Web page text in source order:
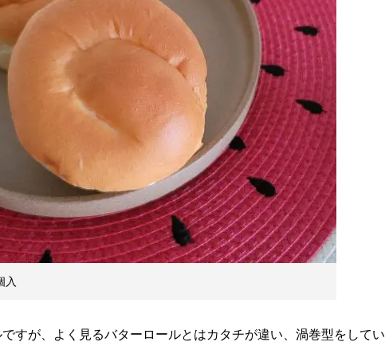
入
すが、よく見るバターロールとはカタチが違い、渦巻型をしてい